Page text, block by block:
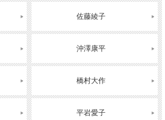
佐藤綾子
沖澤康平
橋村大作
平岩愛子